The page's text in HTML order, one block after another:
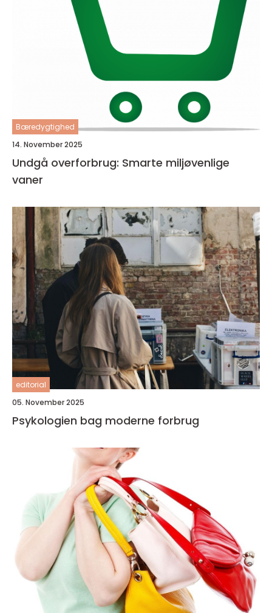
Bæredygtighed
14. November 2025
Undgå overforbrug: Smarte miljøvenlige
vaner
editorial
05. November 2025
Psykologien bag moderne forbrug